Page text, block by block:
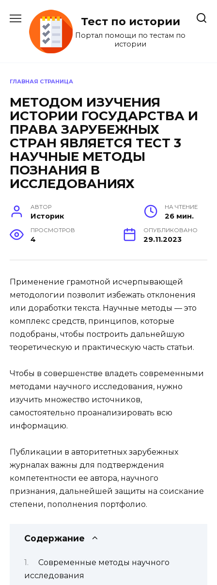
содержанию
Тест по истории
Портал помощи по тестам по
истории
ГЛАВНАЯ СТРАНИЦА
МЕТОДОМ ИЗУЧЕНИЯ
ИСТОРИИ ГОСУДАРСТВА И
ПРАВА ЗАРУБЕЖНЫХ
СТРАН ЯВЛЯЕТСЯ ТЕСТ 3
НАУЧНЫЕ МЕТОДЫ
ПОЗНАНИЯ В
ИССЛЕДОВАНИЯХ
АВТОР
Историк
НА ЧТЕНИЕ
26 мин.
ПРОСМОТРОВ
4
ОПУБЛИКОВАНО
29.11.2023
Применение грамотной исчерпывающей
методологии позволит избежать отклонения
или доработки текста. Научные методы — это
комплекс средств, принципов, которые
подобраны, чтобы построить дальнейшую
теоретическую и практическую часть статьи.
Чтобы в совершенстве владеть современными
методами научного исследования, нужно
изучить множество источников,
самостоятельно проанализировать всю
информацию.
Публикации в авторитетных зарубежных
журналах важны для подтверждения
компетентности ее автора, научного
признания, дальнейшей защиты на соискание
степени, пополнения портфолио.
Содержание
Современные методы научного
исследования